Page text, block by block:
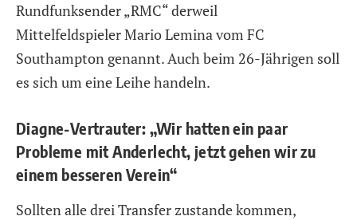
Rundfunksender „RMC“ derweil
MittelfeldspielerMario Leminavom FC
Southampton genannt. Auch beim 26-Jährigen soll
es sich um eine Leihe handeln.
Diagne-Vertrauter: „Wir hatten ein paar
Probleme mit Anderlecht, jetzt gehen wir zu
einem besseren Verein“
Sollten alle drei Transfer zustande kommen,